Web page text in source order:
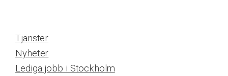
Tjänster
Nyheter
Lediga jobb i Stockholm